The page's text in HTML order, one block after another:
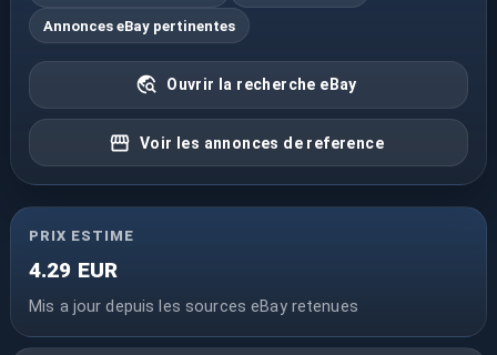
Annonces eBay pertinentes
Ouvrir la recherche eBay
Voir les annonces de reference
PRIX ESTIME
4.29 EUR
Mis a jour depuis les sources eBay retenues